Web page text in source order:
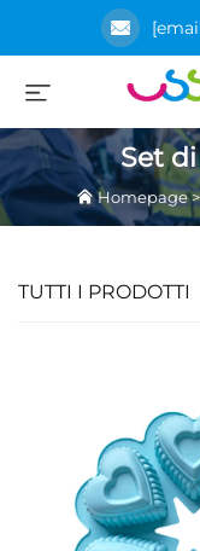
Set
Homepage
TUTTI I PRODOTTI